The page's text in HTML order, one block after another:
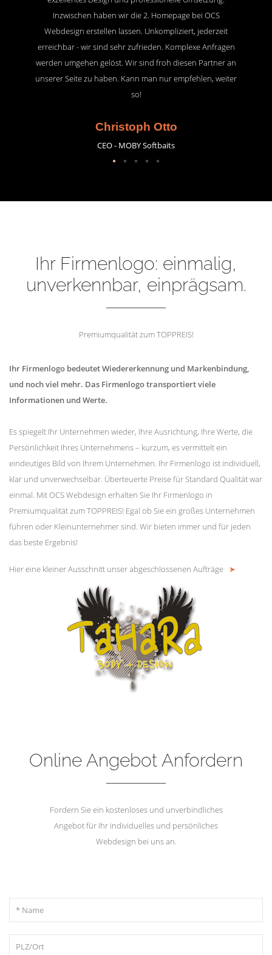
Inzwischen haben wir die 2. Homepage bei OCS
Webdesign erstellen lassen. Unkompliziert, jederzeit
erreichbar - wir sind sehr zufrieden. Komplexe Anfragen
werden umgehen gelöst. Wir sind froh diesen Partner an
unserer Seite zu haben. Kann man nur empfehlen, weiter
so!
Christoph Otto
CEO - MOBY Softbaits
Ihr Firmenlogo: einmalig,
unverkennbar, einprägsam.
Premiumqualität zum TOPPREIS!
Ihr Firmenlogo bedeutet Wiedererkennung und Markenbindung,
und noch viel mehr. Das Firmenlogo transportiert viele
Informationen und Werte.
Es spiegelt Ihr Unternehmen wieder, Ihre Ausrichtung, Ihre Werte, die
Persönlichkeit Ihres Unternehmens – kurzum, es vermittelt ein
eindeutiges Bild von Ihrem Unternehmen. Ihr Firmenlogo ist individuell,
klar und unverwechselbar. Überteuerte Preise für Standard Qualität war
einmal. Mit OCS Webdesign erhalten Sie Ihr Firmenlogo in
Premiumqualität zum TOPPREIS! Egal ob Sie ein großes Unternehmen
führen oder Kleinunternehmer sind. Wir bieten immer und für jeden
das beste Ergebnis!
Hier eine kleiner Ausschnitt unser abgeschlossenen Aufträge ➤
Online Angebot Anfordern
Fordern Sie ein kostenloses und unverbindliches
Angebot für Ihr individuelles und persönliches
Webdesign bei uns an.